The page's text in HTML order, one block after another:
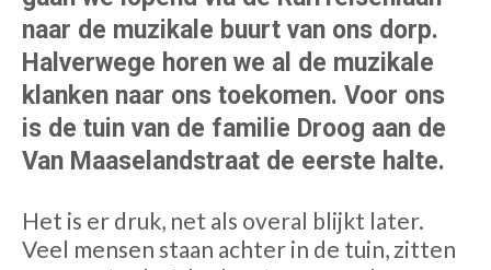
naar de muzikale buurt van ons dorp.
Halverwege horen we al de muzikale
klanken naar ons toekomen. Voor ons
is de tuin van de familie Droog aan de
Van Maaselandstraat de eerste halte.
Het is er druk, net als overal blijkt later.
Veel mensen staan achter in de tuin, zitten